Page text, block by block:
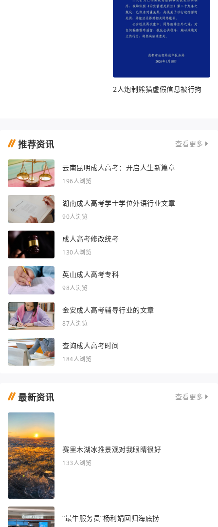
2人炮制熊猫虚假信息被行拘
推荐资讯 查看更多
云南昆明成人高考：开启人生新篇章
196人浏览
湖南成人高考学士学位外语行业文章
90人浏览
成人高考修改统考
130人浏览
英山成人高考专科
98人浏览
金安成人高考辅导行业的文章
87人浏览
查询成人高考时间
184人浏览
最新资讯 查看更多
赛里木湖冰推景观对我眼睛很好
133人浏览
“最牛服务员”杨利娟回归海底捞